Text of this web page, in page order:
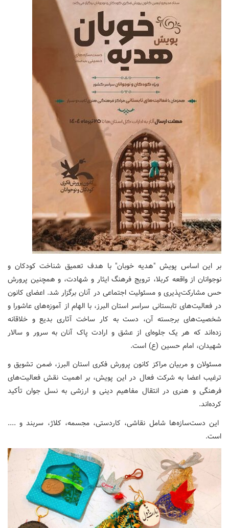
بر این اساس ​پویش "هدیه خوبان" با هدف تعمیق شناخت کودکان و
نوجوانان از واقعه کربلا، ترویج فرهنگ ایثار و شهادت، و همچنین پرورش
حس مشارکت‌پذیری و مسئولیت اجتماعی در آنان برگزار شد. اعضای کانون
در فعالیت‌های تابستانی سراسر استان البرز، با الهام از آموزه‌های عاشورا و
شخصیت‌های برجسته آن، دست به کار ساخت آثاری بدیع و خلاقانه
زده‌اند که هر یک جلوه‌ای از عشق و ارادت پاک آنان به سرور و سالار
شهیدان، امام حسین (ع) است.
​مسئولان و مربیان مراکز کانون پرورش فکری استان البرز، ضمن تشویق و
ترغیب اعضا به شرکت فعال در این پویش، بر اهمیت نقش فعالیت‌های
فرهنگی و هنری در انتقال مفاهیم دینی و ارزشی به نسل جوان تأکید
کرده‌اند.
این دست‌سازه‌ها شامل نقاشی، کاردستی، مجسمه، کلاژ، سربند و ....
است.